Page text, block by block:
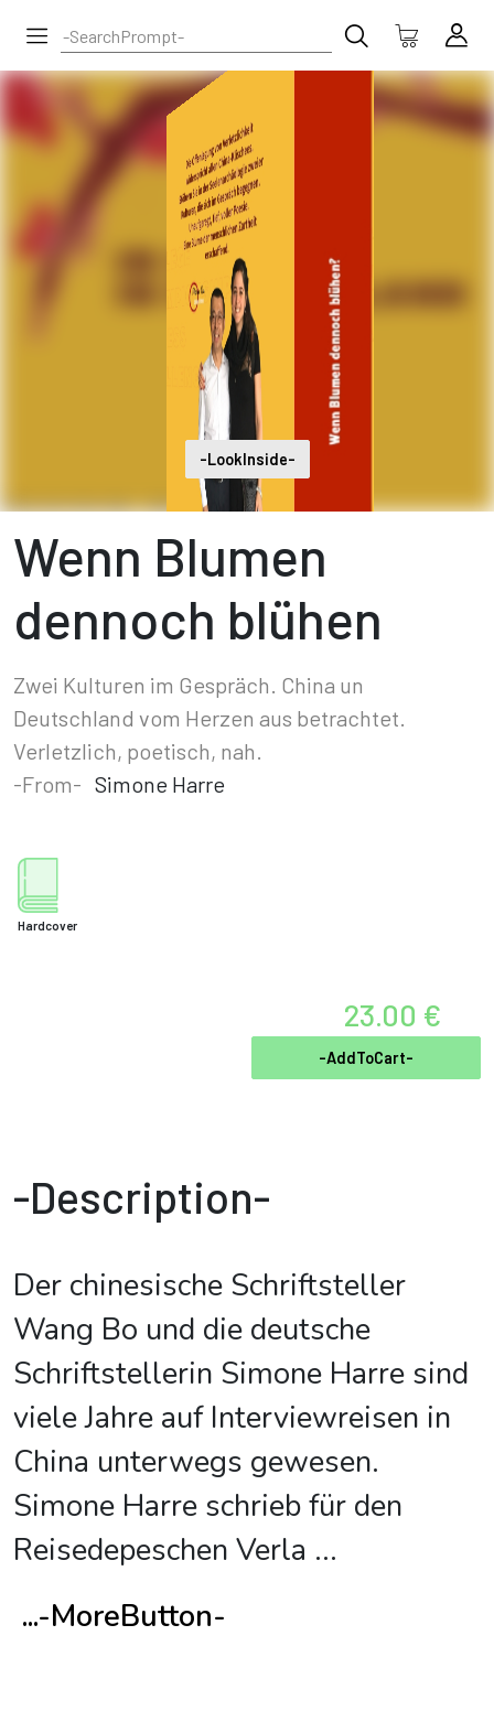
-LookInside-
Wenn Blumen
dennoch blühen
Zwei Kulturen im Gespräch. China un
Deutschland vom Herzen aus betrachtet.
Verletzlich, poetisch, nah.
-From- Simone Harre
Hardcover
23.00 €
-AddToCart-
-Description-
Der chinesische Schriftsteller
Wang Bo und die deutsche
Schriftstellerin Simone Harre sind
viele Jahre auf Interviewreisen in
China unterwegs gewesen.
Simone Harre schrieb für den
Reisedepeschen Verla ...
...-MoreButton-